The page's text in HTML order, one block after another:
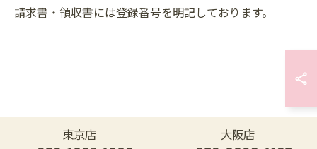
請求書・領収書には登録番号を明記しております。
東京店 大阪店